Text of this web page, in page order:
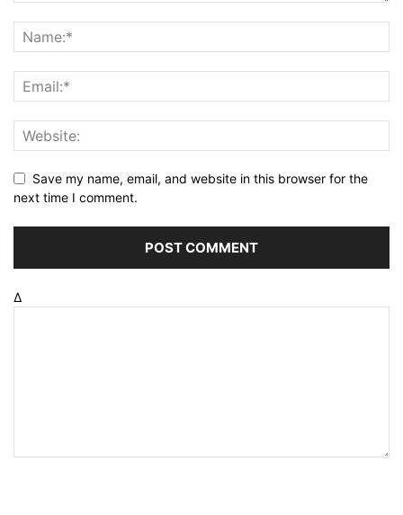
Save my name, email, and website in this browser for the
next time I comment.
Δ